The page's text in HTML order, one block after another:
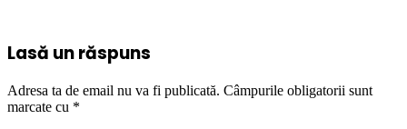
Lasă un răspuns
Adresa ta de email nu va fi publicată. Câmpurile obligatorii sunt
marcate cu *